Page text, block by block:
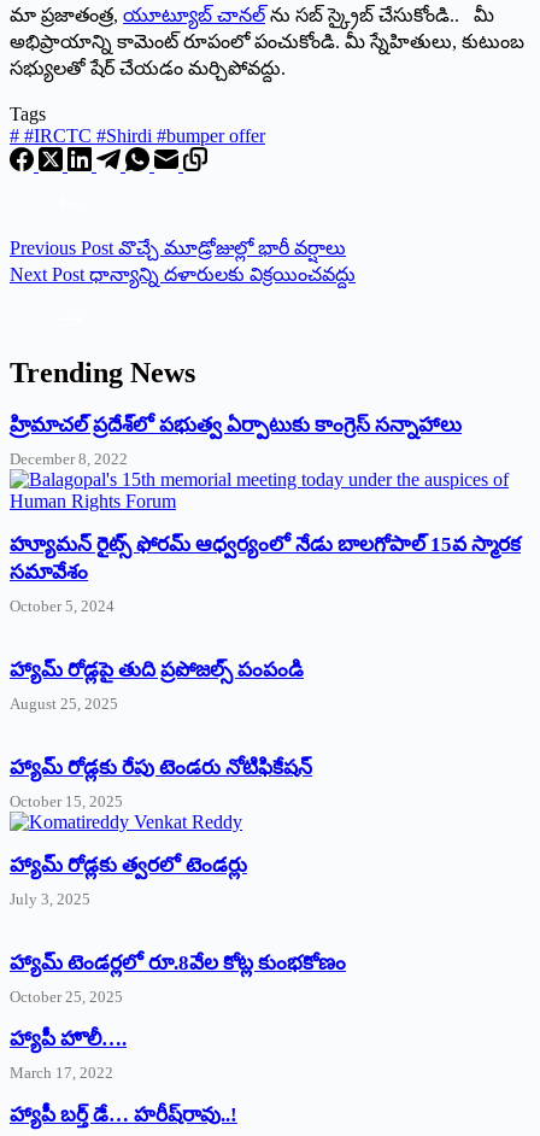
మా ప్రజాతంత్ర, యూట్యూబ్ చానల్ ను సబ్ స్క్రైబ్ చేసుకోండి.. మీ
అభిప్రాయాన్ని కామెంట్ రూపంలో పంచుకోండి. మీ స్నేహితులు, కుటుంబ
సభ్యులతో షేర్ చేయడం మర్చిపోవద్దు.
Tags
# #IRCTC #Shirdi #bumper offer
Previous Post వొచ్చే మూడ్రోజుల్లో భారీ వర్షాలు
Next Post ధాన్యాన్ని ద‌ళారుల‌కు విక్ర‌యించ‌వ‌ద్దు
Trending News
‌హ్రిమాచల్‌ ‌ప్రదేశ్‌లో పభుత్వ ఏర్పాటుకు కాంగ్రెస్‌ ‌సన్నాహాలు
December 8, 2022
హ్యూమన్‌ రైట్స్‌ ఫోరమ్‌ ఆధ్వర్యంలో నేడు బాలగోపాల్‌ 15వ స్మారక
సమావేశం
October 5, 2024
హ్యామ్‌ రోడ్లపై తుది ప్రపోజల్స్‌ పంపండి
August 25, 2025
హ్యామ్‌ రోడ్లకు రేపు టెండరు నోటిఫికేషన్‌
October 15, 2025
హ్యామ్‌ రోడ్లకు త్వరలో టెండర్లు
July 3, 2025
హ్యామ్‌ ‌టెండర్లలో రూ.8వేల కోట్ల కుంభకోణం
October 25, 2025
హ్యాపీ హొలీ….
March 17, 2022
హ్యాపీ బర్త్ ‌డే… హరీష్‌రావు..!